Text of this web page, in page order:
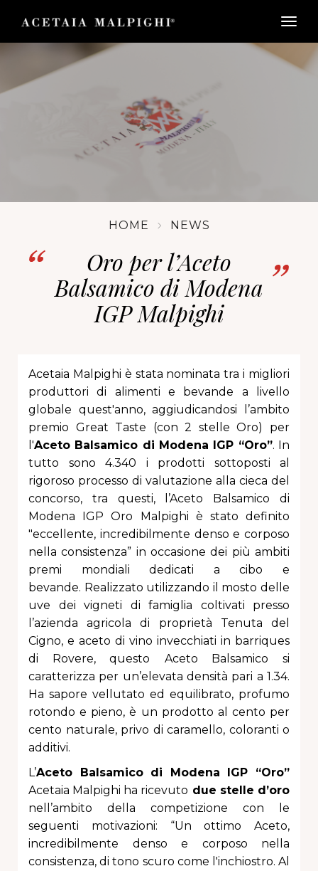
HOME NEWS
Oro per l’Aceto
Balsamico di Modena
IGP Malpighi
Acetaia Malpighi è stata nominata tra i migliori
produttori di alimenti e bevande a livello
globale quest'anno, aggiudicandosi l’ambito
premio Great Taste (con 2 stelle Oro) per
l'Aceto Balsamico di Modena IGP “Oro”. In
tutto sono 4.340 i prodotti sottoposti al
rigoroso processo di valutazione alla cieca del
concorso, tra questi, l’Aceto Balsamico di
Modena IGP Oro Malpighi è stato definito
"eccellente, incredibilmente denso e corposo
nella consistenza” in occasione dei più ambiti
premi mondiali dedicati a cibo e
bevande. Realizzato utilizzando il mosto delle
uve dei vigneti di famiglia coltivati presso
l’azienda agricola di proprietà Tenuta del
Cigno, e aceto di vino invecchiati in barriques
di Rovere, questo
Aceto Balsamico si
caratterizza per un’elevata densità pari a 1.34.
Ha sapore vellutato ed equilibrato, profumo
rotondo e pieno,è un prodotto al cento per
cento naturale, privo di caramello, coloranti o
additivi.
L’Aceto Balsamico di Modena IGP “Oro”
Acetaia Malpighi ha ricevuto due stelle d’oro
nell’ambito della competizione con le
seguenti motivazioni: “Un ottimo Aceto,
incredibilmente denso e corposo nella
consistenza, di tono scuro come l'inchiostro. Al